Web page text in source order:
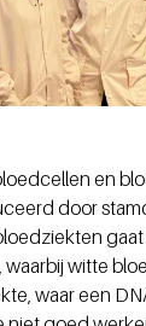
en
door
gaat
witte
waar een